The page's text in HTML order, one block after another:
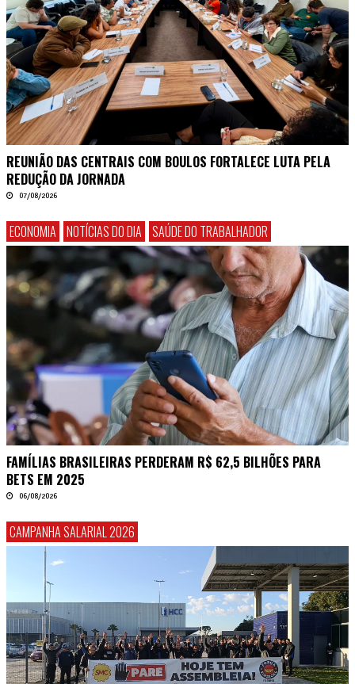
REUNIÃO DAS CENTRAIS COM BOULOS FORTALECE LUTA PELA
REDUÇÃO DA JORNADA
07/08/2026
ECONOMIA NOTÍCIAS DO DIA SAÚDE DO TRABALHADOR
FAMÍLIAS BRASILEIRAS PERDERAM R$ 62,5 BILHÕES PARA
BETS EM 2025
06/08/2026
CAMPANHA SALARIAL 2026